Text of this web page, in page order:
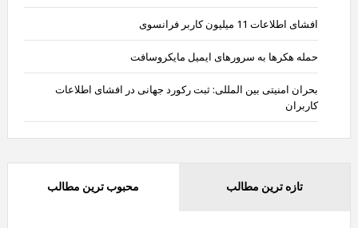
افشای اطلاعات 11 میلیون کاربر فرانسوی
حمله هکرها به سرورهای ایمیل مایکروسافت
بحران امنیتی بین المللی: ثبت رکورد جهانی در افشای اطلاعات
کاربران
محبوب ترین مطالب تازه ترین مطالب